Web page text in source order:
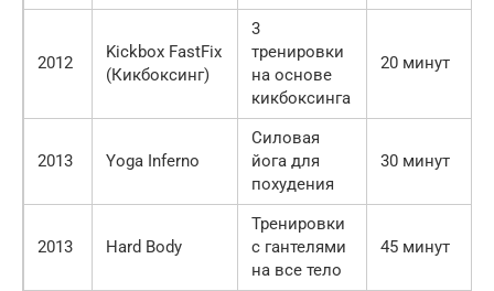
2012
Kickbox FastFix
(Кикбоксинг)
3
тренировки
на основе
кикбоксинга
20 минут
2013 Yoga Inferno
Силовая
йога для
похудения
30 минут
2013 Hard Body
Тренировки
с гантелями
на все тело
45 минут